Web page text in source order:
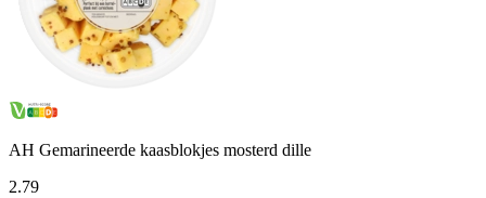
AH Gemarineerde kaasblokjes mosterd dille
2.79